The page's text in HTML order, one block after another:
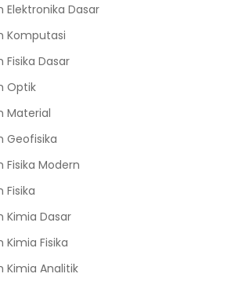
Elektronika Dasar
Komputasi
Dasar
Optik
Material
Geofisika
Modern
Fisika
Kimia Dasar
Fisika
Kimia Analitik